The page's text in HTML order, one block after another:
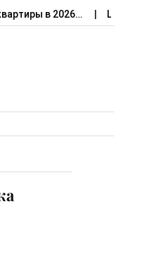
в 2026… Штраф за